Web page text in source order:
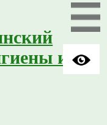
и